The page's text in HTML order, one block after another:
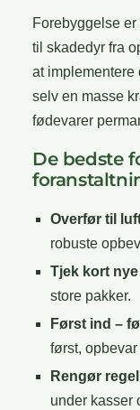
Forebyggelse
til skadedyr fra
at implementere
selv en masse
fødevarer
De bedste
Overfør til
robuste
Tjek kort
store pakker.
Først ind –
først,
Rengør
under kasser